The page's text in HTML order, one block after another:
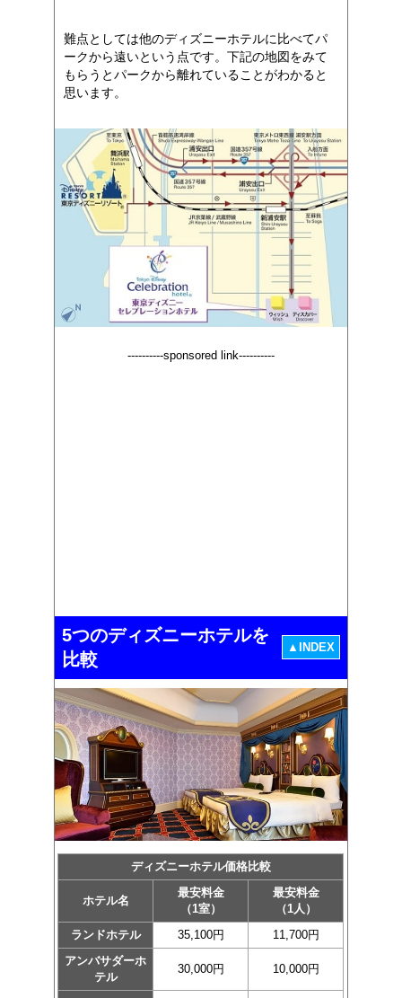
難点としては他のディズニーホテルに比べてパ
ークから遠いという点です。下記の地図をみて
もらうとパークから離れていることがわかると
思います。
----------sponsored link----------
5つのディズニーホテルを
比較
▲INDEX
ディズニーホテル価格比較
ホテル名
最安料金
（1室）
最安料金
（1人）
ランドホテル
35,100円
11,700円
アンバサダーホ
テル
30,000円 10,000円